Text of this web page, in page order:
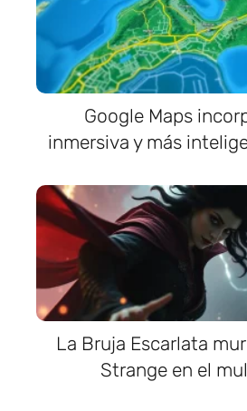
Google Maps
inmersiva y más
La Bruja Escarlata
Strange en el